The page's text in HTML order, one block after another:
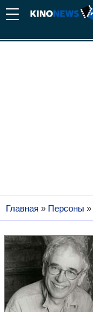
Главная » Персоны »